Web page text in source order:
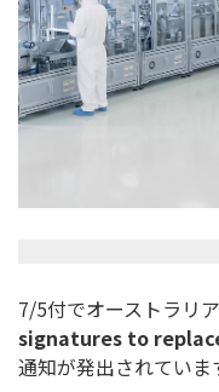
7/5付でオーストラリ
signatures to
通知が発出されていま